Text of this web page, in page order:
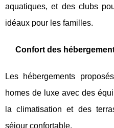
aquatiques, et des clubs
idéaux pour les familles.
Confort des
Les hébergements
homes de luxe avec des
la climatisation et des
séjour confortable.